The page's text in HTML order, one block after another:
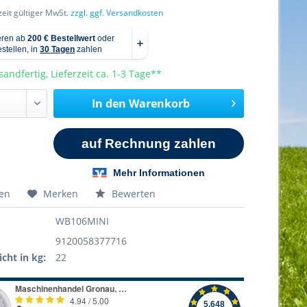
gültiger MwSt.zzgl. ggf. Versandkosten
Lieferzeit ca. 1-3 Tage**
In den Warenkorb
Merken Bewerten
WB106MINI
9120058377716
in kg:
22